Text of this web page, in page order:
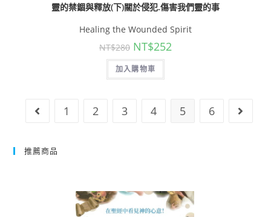
靈的禁錮與釋放(下)關於侵犯.傷害我們靈的事
Healing the Wounded Spirit
NT$280 NT$252
加入購物車
1 2 3 4 5 6
推薦商品